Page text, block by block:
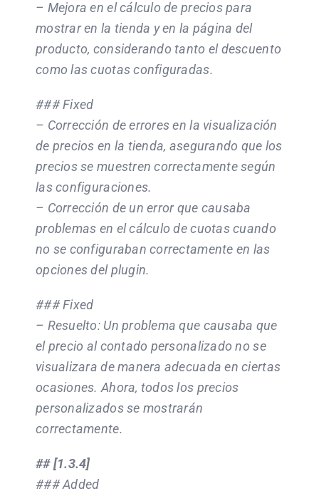
– Mejora en el cálculo de precios para
mostrar en la tienda y en la página del
producto, considerando tanto el descuento
como las cuotas configuradas.
### Fixed
– Corrección de errores en la visualización
de precios en la tienda, asegurando que los
precios se muestren correctamente según
las configuraciones.
– Corrección de un error que causaba
problemas en el cálculo de cuotas cuando
no se configuraban correctamente en las
opciones del plugin.
### Fixed
– Resuelto: Un problema que causaba que
el precio al contado personalizado no se
visualizara de manera adecuada en ciertas
ocasiones. Ahora, todos los precios
personalizados se mostrarán
correctamente.
## [1.3.4]
### Added